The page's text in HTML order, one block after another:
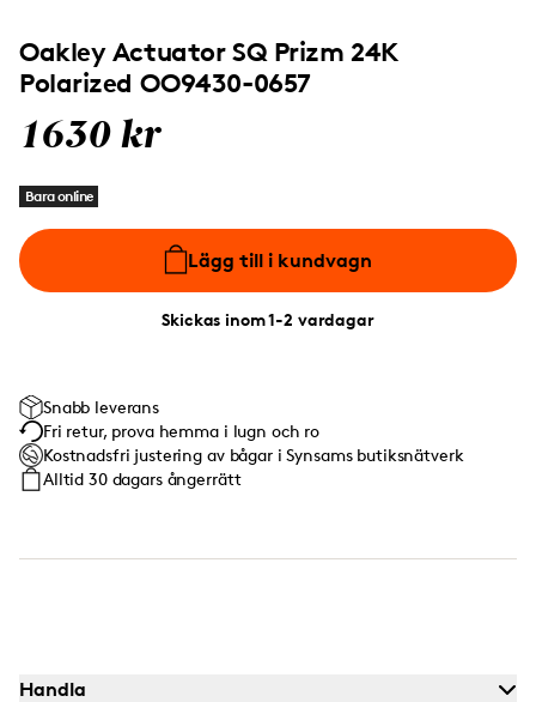
Oakley Actuator SQ Prizm 24K
Polarized OO9430-0657
1630 kr
Bara online
Lägg till i kundvagn
Skickas inom 1-2 vardagar
Snabb leverans
Fri retur, prova hemma i lugn och ro
Kostnadsfri justering av bågar i Synsams butiksnätverk
Alltid 30 dagars ångerrätt
Handla